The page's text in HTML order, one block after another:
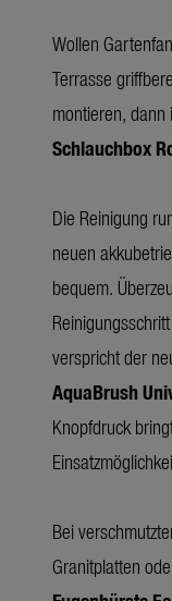
Wollen
Terrasse
montieren, dann
Schlauchbox
Die Reinigung
neuen
bequem.
verspricht der
AquaBrush
Knopfdruck
Bei
Granitplatten